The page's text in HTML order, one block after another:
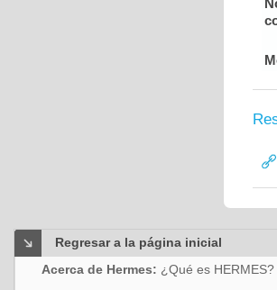
Regresar a la página inicial
Acerca de Hermes: ¿Qué es HERMES?